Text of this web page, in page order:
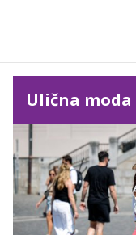
Ulična moda